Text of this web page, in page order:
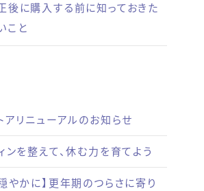
後に購入する前に知っておきた
こと
アリニューアルのお知らせ
ンを整えて、休む力を育てよう
やかに】更年期のつらさに寄り